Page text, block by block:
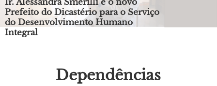
Ir. Alessandra Smerilli é o novo
Prefeito do Dicastério para o Serviço
do Desenvolvimento Humano
Integral
Dependências